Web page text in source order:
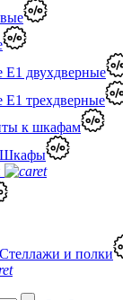
двухдверные
трехдверные
к шкафам
Шкафы
и полки